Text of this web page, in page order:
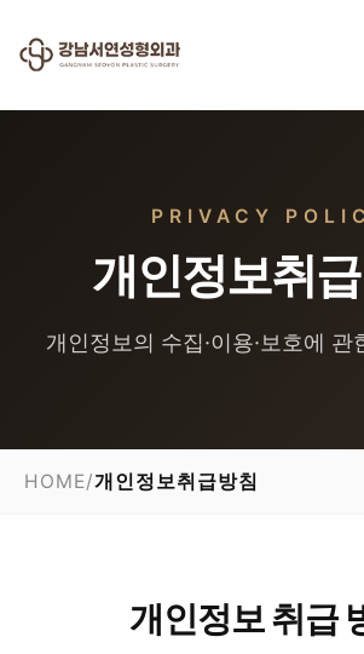
PRIVACY
개인정보취
개인정보의 수집·이용·보호에 관
HOME/개인정보취급방침
개인정보 취급